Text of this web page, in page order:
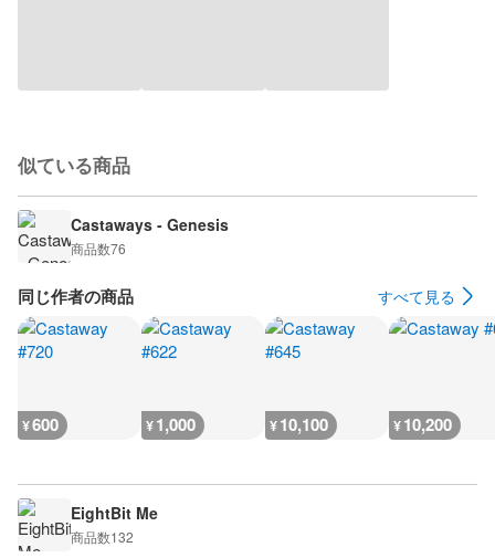
似ている商品
Castaways - Genesis
商品数76
同じ作者の商品 すべて見る
¥600 ¥1,000 ¥10,100 ¥10,200
EightBit Me
商品数132